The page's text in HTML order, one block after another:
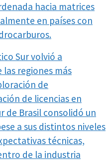
hacia matrices
en países con
Sur volvió a
las regiones más
de
de licencias en
de Brasil consolidó un
a sus distintos niveles
técnicas,
de la industria